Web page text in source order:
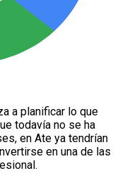
a planificar lo que
todavía no se ha
en Ate ya tendrían
en una de las